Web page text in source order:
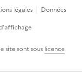
légales
Données
site sont sous licence